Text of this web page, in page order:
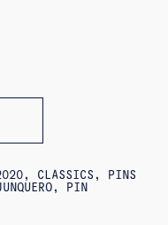
, CLASSICS , PINS
, PIN